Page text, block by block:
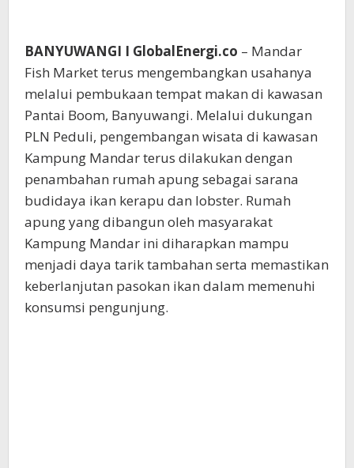
BANYUWANGI I GlobalEnergi.co – Mandar
Fish Market terus mengembangkan usahanya
melalui pembukaan tempat makan di kawasan
Pantai Boom, Banyuwangi. Melalui dukungan
PLN Peduli, pengembangan wisata di kawasan
Kampung Mandar terus dilakukan dengan
penambahan rumah apung sebagai sarana
budidaya ikan kerapu dan lobster. Rumah
apung yang dibangun oleh masyarakat
Kampung Mandar ini diharapkan mampu
menjadi daya tarik tambahan serta memastikan
keberlanjutan pasokan ikan dalam memenuhi
konsumsi pengunjung.